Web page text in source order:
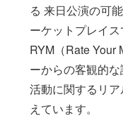
る 来日公演の可
ーケットプレイス
RYM（Rate Your
ーからの客観的
活動に関するリ
えています。